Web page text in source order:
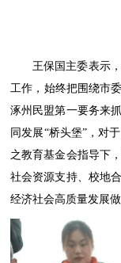
王保国主委表示
工作，始终把围绕市
涿州民盟第一要务来
同发展“桥头堡”，对
之教育基金会指导下
社会资源支持、校地
经济社会高质量发展做